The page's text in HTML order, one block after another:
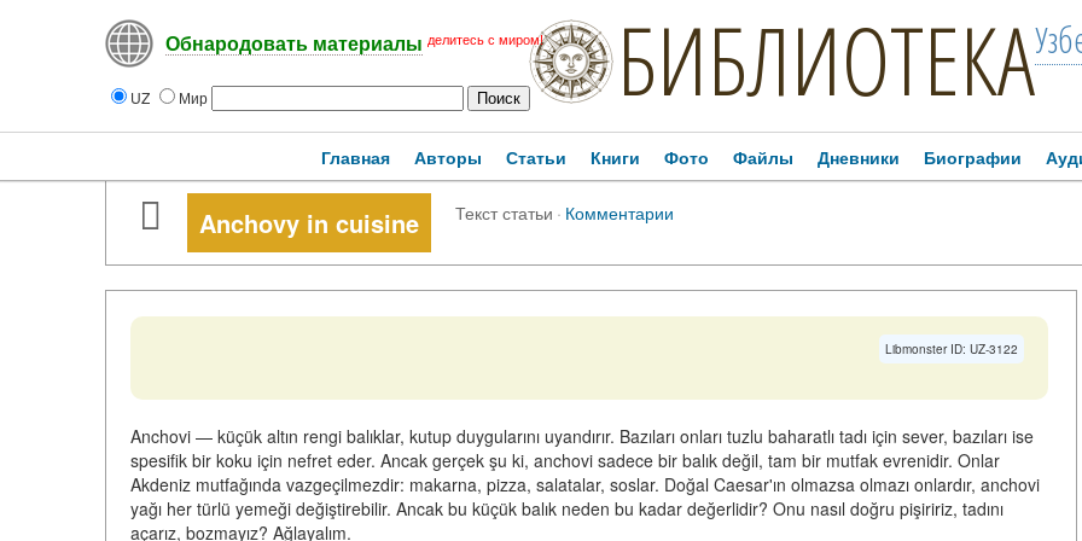
Обнародовать материалы делитесь с миром!
UZ Мир БИБЛИОТЕКА
Главная Авторы Статьи Книги Фото Файлы Дневники Биографии
Anchovy in cuisine Текст статьи · Комментарии
Libmonster ID: UZ-3122
Anchovi — küçük altın rengi balıklar, kutup duygularını uyandırır. Bazıları onları tuzlu baharatlı tadı için sever, bazıları ise
spesifik bir koku için nefret eder. Ancak gerçek şu ki, anchovi sadece bir balık değil, tam bir mutfak evrenidir. Onlar
Akdeniz mutfağında vazgeçilmezdir: makarna, pizza, salatalar, soslar. Doğal Caesar'ın olmazsa olmazı onlardır, anchovi
yağı her türlü yemeği değiştirebilir. Ancak bu küçük balık neden bu kadar değerlidir? Onu nasıl doğru pişiririz, tadını
açarız, bozmayız? Ağlayalım.